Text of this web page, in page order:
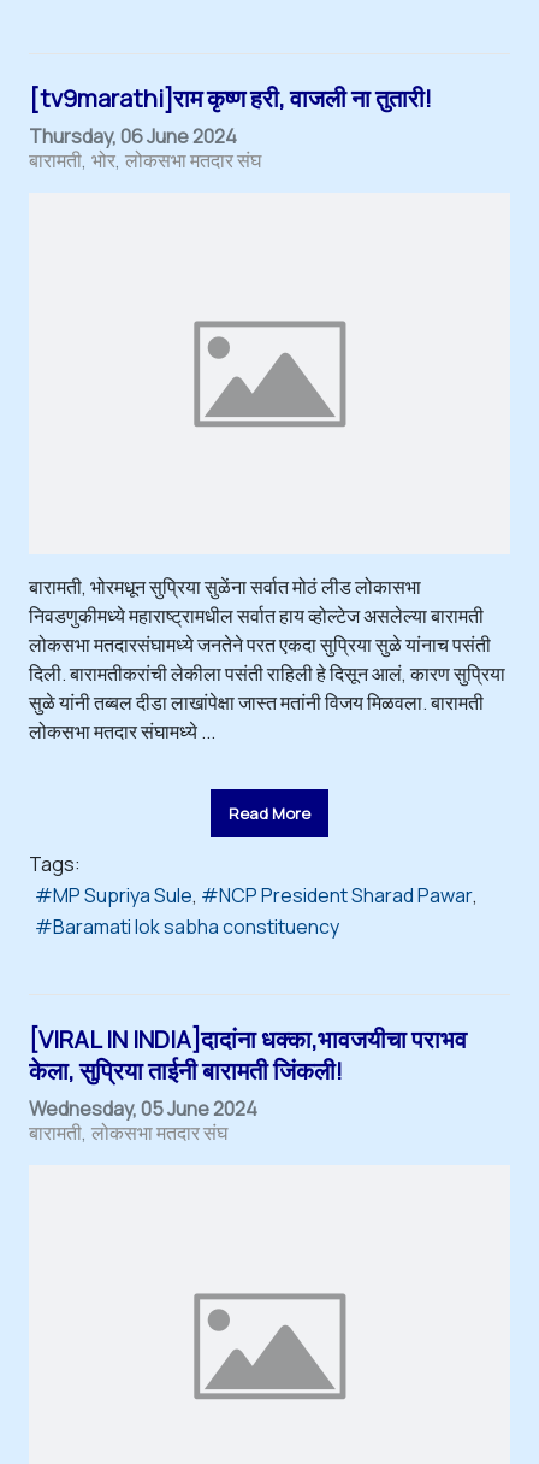
[tv9marathi]राम कृष्ण हरी, वाजली ना तुतारी!
Thursday, 06 June 2024
बारामती भोर लोकसभा मतदार संघ
बारामती, भोरमधून सुप्रिया सुळेंना सर्वात मोठं लीड लोकासभा
निवडणुकीमध्ये महाराष्ट्रामधील सर्वात हाय व्होल्टेज असलेल्या बारामती
लोकसभा मतदारसंघामध्ये जनतेने परत एकदा सुप्रिया सुळे यांनाच पसंती
दिली. बारामतीकरांची लेकीला पसंती राहिली हे दिसून आलं, कारण सुप्रिया
सुळे यांनी तब्बल दीडा लाखांपेक्षा जास्त मतांनी विजय मिळवला. बारामती
लोकसभा मतदार संघामध्ये ...
Read More
Tags:
MP Supriya Sule
NCP President Sharad Pawar
Baramati lok sabha constituency
[VIRAL IN INDIA]दादांना धक्का,भावजयीचा पराभव
केला, सुप्रिया ताईनी बारामती जिंकली!
Wednesday, 05 June 2024
बारामती लोकसभा मतदार संघ